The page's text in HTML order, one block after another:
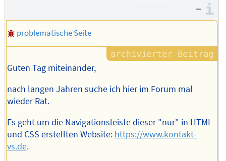
Autors
–
problematische Seite
Guten Tag miteinander,
nach langen Jahren suche ich hier im Forum mal
wieder Rat.
Es geht um die Navigationsleiste dieser "nur" in HTML
und CSS erstellten Website: https://www.kontakt-
vs.de.